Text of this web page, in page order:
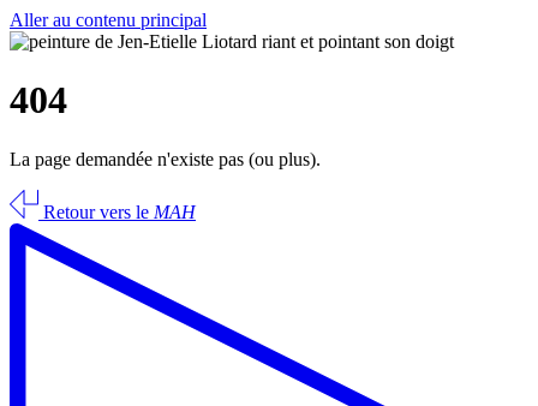
Aller au contenu principal
404
La page demandée n'existe pas (ou plus).
Retour vers le MAH